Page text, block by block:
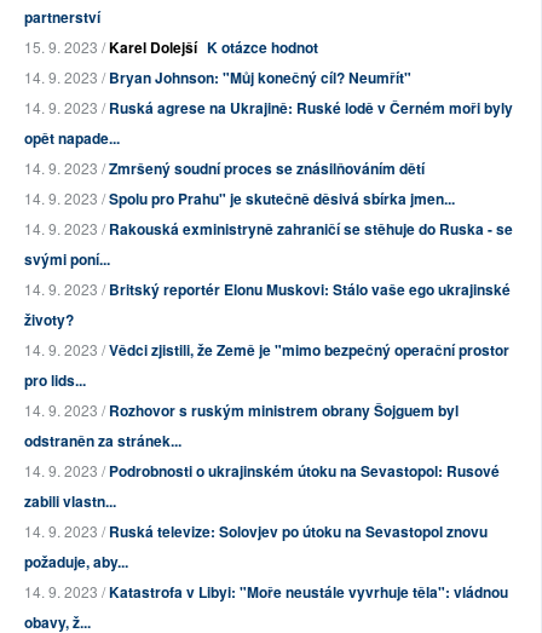
partnerství
15. 9. 2023 /Karel Dolejší K otázce hodnot
14. 9. 2023 /Bryan Johnson: "Můj konečný cíl? Neumřít"
14. 9. 2023 /Ruská agrese na Ukrajině: Ruské lodě v Černém moři byly
opět napade...
14. 9. 2023 /Zmršený soudní proces se znásilňováním dětí
14. 9. 2023 /Spolu pro Prahu" je skutečně děsivá sbírka jmen...
14. 9. 2023 /Rakouská exministryně zahraničí se stěhuje do Ruska - se
svými poní...
14. 9. 2023 /Britský reportér Elonu Muskovi: Stálo vaše ego ukrajinské
životy?
14. 9. 2023 /Vědci zjistili, že Země je "mimo bezpečný operační prostor
pro lids...
14. 9. 2023 /Rozhovor s ruským ministrem obrany Šojguem byl
odstraněn za stránek...
14. 9. 2023 /Podrobnosti o ukrajinském útoku na Sevastopol: Rusové
zabili vlastn...
14. 9. 2023 /Ruská televize: Solovjev po útoku na Sevastopol znovu
požaduje, aby...
14. 9. 2023 /Katastrofa v Libyi: "Moře neustále vyvrhuje těla": vládnou
obavy, ž...